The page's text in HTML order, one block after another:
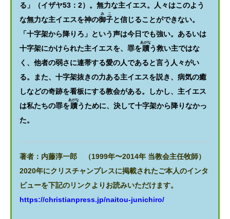
る」（イザヤ53：2）。無力な主イエス。人々はこのよう
な無力な主イエスを神の御子
みこ
と信じることができない。
「十字架から降りろ」という声は今日でも強い。あるいは
十字架にかけられた主イエスを、罪を贖
あがな
う救い主ではな
く、他者の弱さに連帯する愛の人であると言う人々がい
る。また、十字架抜きの力ある主イエスを説き、病気の癒
しなどの奇跡を看板にする教会がある。しかし、主イエス
は私たちの罪を贖
あがな
うために、決して十字架から降りなかっ
た。
著者：内藤淳一郎 （1999年〜2014年 当教会主任牧師）
2020年にクリスチャンプレスに掲載されたご本人のインタ
ビューを下記のリンクよりお読みいただけます。
https://christianpress.jp/naitou-junichiro/